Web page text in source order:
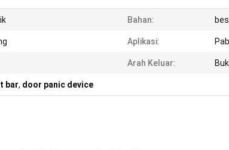
Bahan:
Aplikasi:
Arah Keluar:
bar, door panic device